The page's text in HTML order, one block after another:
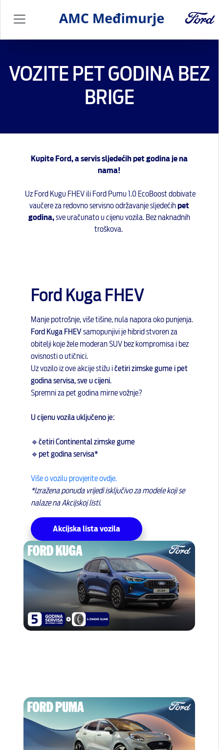
VOZITE PET GODINA BEZ
BRIGE
Kupite Ford, a servis sljedećih pet godina je na
nama!
Uz Ford Kugu FHEV ili Ford Pumu 1.0 EcoBoost dobivate
vaučere za redovno servisno održavanje sljedećihpet
godina,sve uračunato u cijenu vozila. Bez naknadnih
troškova.
Ford Kuga FHEV
Manje potrošnje, više tišine, nula napora oko punjenja.
Ford Kuga FHEV samopunjivi je hibrid stvoren za
obitelji koje žele moderan SUV bez kompromisa i bez
ovisnosti o utičnici.
Uz vozilo iz ove akcije stižu ičetiri zimske gume i pet
godina servisa, sve u cijeni.
Spremni za pet godina mirne vožnje?
U cijenu vozila uključeno je:
🔹 četiri Continental zimske gume
🔹pet godina servisa*
Više o vozilu provjerite ovdje.
*Izražena ponuda vrijedi isključivo za modele koji se
nalaze na Akcijskoj listi.
Akcijska lista vozila